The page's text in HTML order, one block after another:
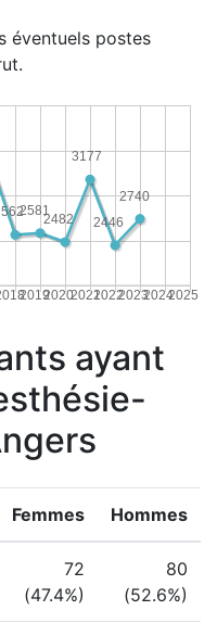
éventuels postes
2019202020212022202320242025
2740
2446
3177
2482
2581
ayant
Femmes Hommes
72
(47.4%)
80
(52.6%)